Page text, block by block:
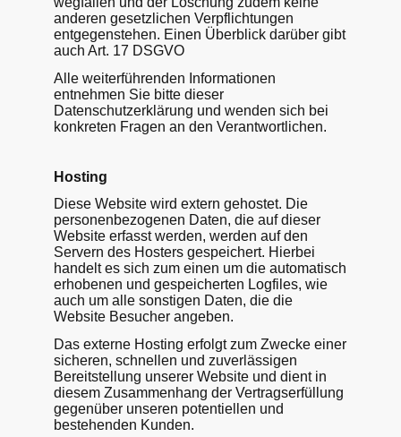
anderen gesetzlichen Verpflichtungen
entgegenstehen. Einen Überblick darüber gibt
auch Art. 17 DSGVO
Alle weiterführenden Informationen
entnehmen Sie bitte dieser
Datenschutzerklärung und wenden sich bei
konkreten Fragen an den Verantwortlichen.
Hosting
Diese Website wird extern gehostet. Die
personenbezogenen Daten, die auf dieser
Website erfasst werden, werden auf den
Servern des Hosters gespeichert. Hierbei
handelt es sich zum einen um die automatisch
erhobenen und gespeicherten Logfiles, wie
auch um alle sonstigen Daten, die die
Website Besucher angeben.
Das externe Hosting erfolgt zum Zwecke einer
sicheren, schnellen und zuverlässigen
Bereitstellung unserer Website und dient in
diesem Zusammenhang der Vertragserfüllung
gegenüber unseren potentiellen und
bestehenden Kunden.